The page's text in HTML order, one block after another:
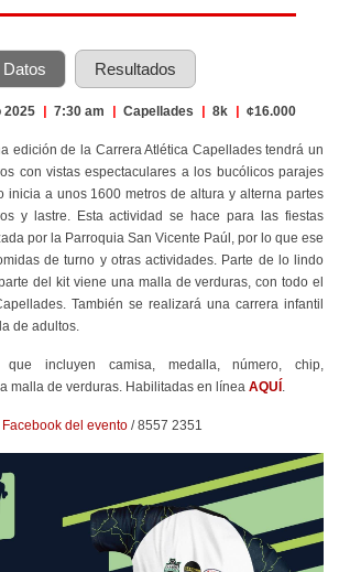
Datos Resultados
2025 | 7:30 am | Capellades | 8k | ¢16.000
edición de la Carrera Atlética Capellades tendrá un
con vistas espectaculares a los bucólicos parajes
inicia a unos 1600 metros de altura y alterna partes
y lastre. Esta actividad se hace para las fiestas
por la Parroquia San Vicente Paúl, por lo que ese
de turno y otras actividades. Parte de lo lindo
del kit viene una malla de verduras, con todo el
También se realizará una carrera infantil
de adultos.
incluyen camisa, medalla, número, chip,
malla de verduras. Habilitadas en línea AQUÍ
Facebook del evento /8557 2351